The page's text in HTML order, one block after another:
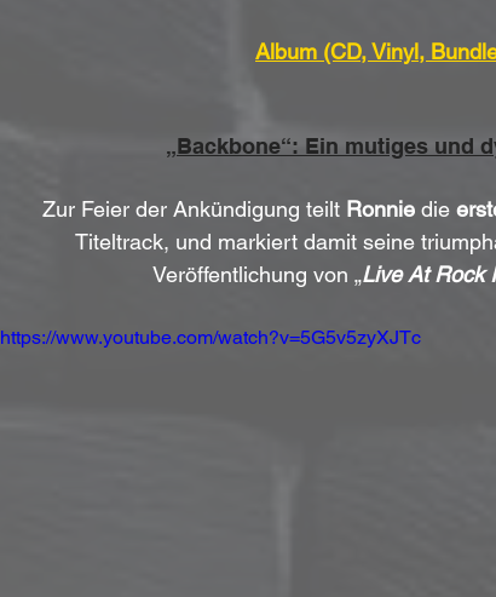
Album (CD, Vinyl,
„Backbone“: Ein mutiges und
Zur Feier der Ankündigung teilt Ronnie die
Titeltrack, und markiert damit seine
Veröffentlichung von „Live At Rock
https://www.youtube.com/watch?v=5G5v5zyXJTc